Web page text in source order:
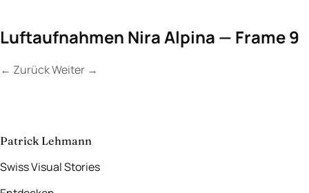
Luftaufnahmen Nira Alpina — Frame 9
← ZurückWeiter →
aufnehmen→
Patrick Lehmann
Swiss Visual Stories